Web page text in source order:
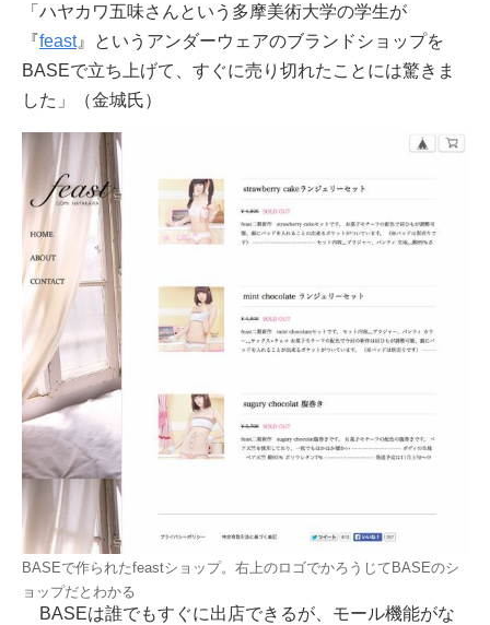
「ハヤカワ五味さんという多摩美術大学の学生が
『feast』というアンダーウェアのブランドショップを
BASEで立ち上げて、すぐに売り切れたことには驚きま
した」（金城氏）
BASEで作られたfeastショップ。右上のロゴでかろうじてBASEのシ
ョップだとわかる
BASEは誰でもすぐに出店できるが、モール機能がな